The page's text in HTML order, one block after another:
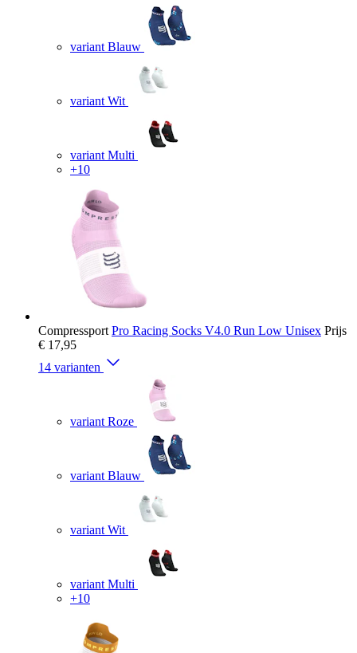
variant Blauw
variant Wit
variant Multi
+10
Compressport Pro Racing Socks V4.0 Run Low Unisex Prijs
€ 17,95
14 varianten
variant Roze
variant Blauw
variant Wit
variant Multi
+10